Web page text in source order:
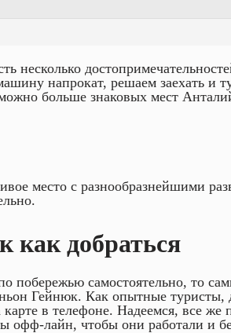
несколько
напрокат, решаем заехать и
больше знаковых мест
место с разнообразнейшими
как добраться
побережью самостоятельно, то
Гейнюк. Как опытные туристы,
в телефоне. Надеемся, все же
офф-лайн, чтобы они работали и